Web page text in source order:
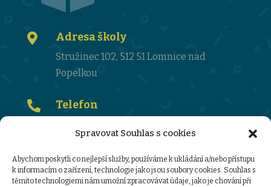
Spravovat Souhlas s cookies
Abychom poskytli co nejlepší služby, používáme k ukládání a/nebo přístupu
k informacím o zařízení, technologie jako jsou soubory cookies. Souhlas s
těmito technologiemi nám umožní zpracovávat údaje, jako je chování při
 Adresa školy
Stružinec 102, 512 51 Lomnice nad
Popelkou
 Telefon
 Email
ktehnikova@zsms-struzinec.cz